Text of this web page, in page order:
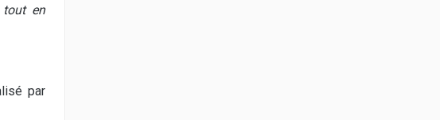
tout en
par